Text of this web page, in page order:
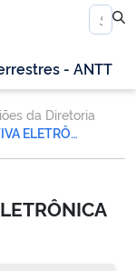
- ANTT
da Diretoria
1ª REUNIÃO DELIBERATIVA ELETRÔNICA